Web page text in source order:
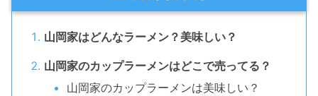
山岡家はどんなラーメン？美味しい？
山岡家のカップラーメンはどこで売ってる？
山岡家のカップラーメンは美味しい？